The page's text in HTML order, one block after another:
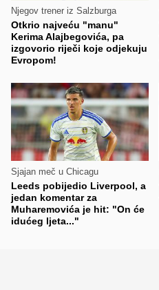
Njegov trener iz Salzburga
Otkrio najveću "manu"
Kerima Alajbegovića, pa
izgovorio riječi koje odjekuju
Evropom!
Sjajan meč u Chicagu
Leeds pobijedio Liverpool, a
jedan komentar za
Muharemovića je hit: "On će
idućeg ljeta..."